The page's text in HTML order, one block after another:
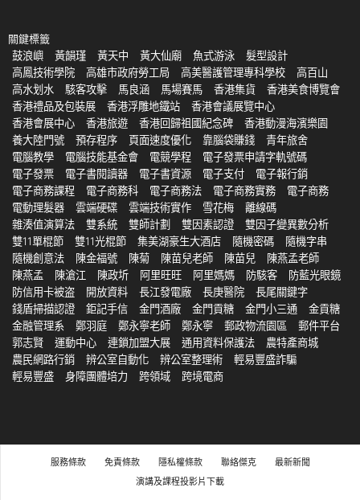
關鍵標籤
鼓浪嶼
黃韻瑾 黃天中 黃大仙廟 魚式游泳
髮型設計
高鳳技術學院
高雄市政府勞工局 高美醫護管理專科學校
高百山
高水划水
駭客攻擊 馬良涵 馬場賽馬 香港集貨
香港美食博覽會
香港禮品及包裝展
香港浮雕地鐵站
香港會議展覽中心
香港會展中心
香港旅遊 香港回歸祖國紀念碑
香港動漫海濱樂園
養大陸門號
預存程序 頁面速度優化 靠腦袋賺錢
青年旅舍
電腦教學
電腦技能基金會 電競學程
電子發票申請字軌號碼
電子發票
電子書閱讀器 電子書資源 電子支付
電子報行銷
電子商務課程
電子商務科 電子商務法 電子商務實務
電子商務
電動理髮器
雲端硬碟 雲端技術實作 雪花梅
離線碼
雜湊值演算法
雙系統 雙師計劃 雙因素認證
雙因子變異數分析
雙11單棍節
雙11光棍節 集美湖豪生大酒店 隨機密碼
隨機字串
隨機創意法
陳金福號 陳菊 陳苗兒老師 陳苗兒
陳燕孟老師
陳燕孟
陳滄江 陳政圻 阿里旺旺 阿里媽媽 防駭客
防藍光眼鏡
防信用卡被盗
開放資料 長江發電廠 長庚醫院
長尾關鍵字
錢盾掃描認證
鉅記手信 金門酒廠 金門貢糖 金門小三通
金貢糖
金融管理系
鄭羽庭 鄭永寧老師 鄭永寧 郵政物流園區
郵件平台
郭志賢
運動中心 連鎖加盟大展 通用資料保護法
農特產商城
農民網路行銷
辨公室自動化 辨公室整理術
輕易豐盛詐騙
輕易豐盛
身障團體培力 跨領域 跨境電商
服務條款 免責條款 隱私權條款 聯絡傑克
最新新聞
演講及課程投影片下載